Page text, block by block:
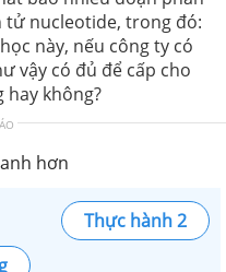
tử nucleotide, trong đó:
này, nếu công ty có
vậy có đủ để cấp cho
hay không?
hơn
Thực hành 2